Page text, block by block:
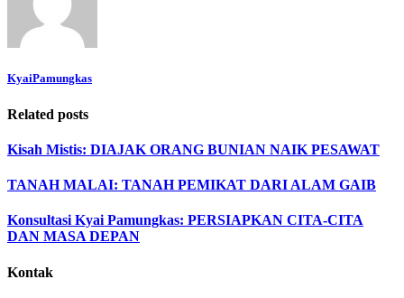
KyaiPamungkas
Related posts
Kisah Mistis: DIAJAK ORANG BUNIAN NAIK PESAWAT
TANAH MALAI: TANAH PEMIKAT DARI ALAM GAIB
Konsultasi Kyai Pamungkas: PERSIAPKAN CITA-CITA
DAN MASA DEPAN
Kontak